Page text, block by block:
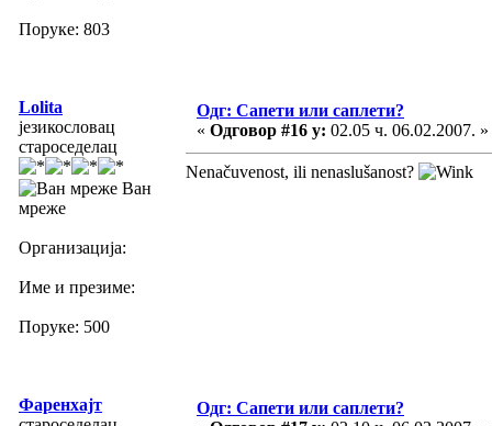
Поруке: 803
Lolita
језикословац
староседелац
Ван
мреже
Организација:
Име и презиме:
Поруке: 500
Одг: Сапети или саплети?
« Одговор #16 у: 02.05 ч. 06.02.2007. »
Nenačuvenost, ili nenaslušanost?
Фаренхајт
Одг: Сапети или саплети?